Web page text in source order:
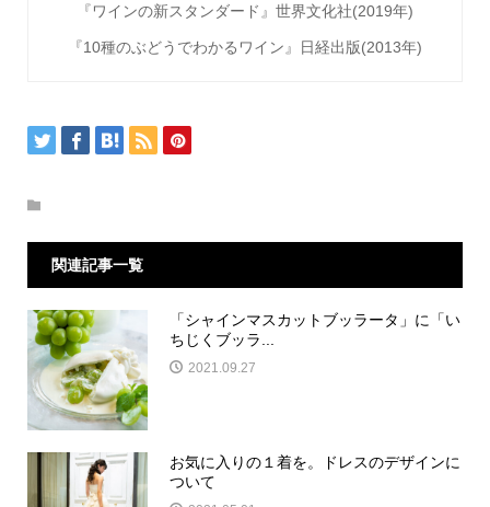
『ワインの新スタンダード』世界文化社(2019年)
『10種のぶどうでわかるワイン』日経出版(2013年)
関連記事一覧
「シャインマスカットブッラータ」に「い
ちじくブッラ...
2021.09.27
お気に入りの１着を。ドレスのデザインに
ついて